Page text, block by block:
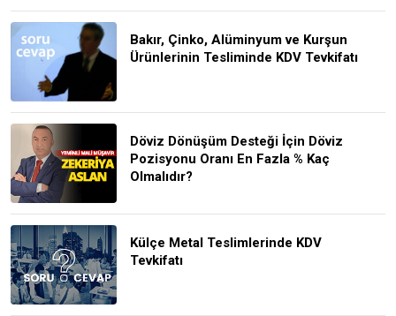
Bakır, Çinko, Alüminyum ve Kurşun
Ürünlerinin Tesliminde KDV Tevkifatı
Döviz Dönüşüm Desteği İçin Döviz
Pozisyonu Oranı En Fazla % Kaç
Olmalıdır?
Külçe Metal Teslimlerinde KDV
Tevkifatı